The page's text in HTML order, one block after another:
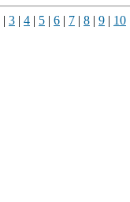
| 3 | 4 | 5 | 6 | 7 | 8 | 9 | 10